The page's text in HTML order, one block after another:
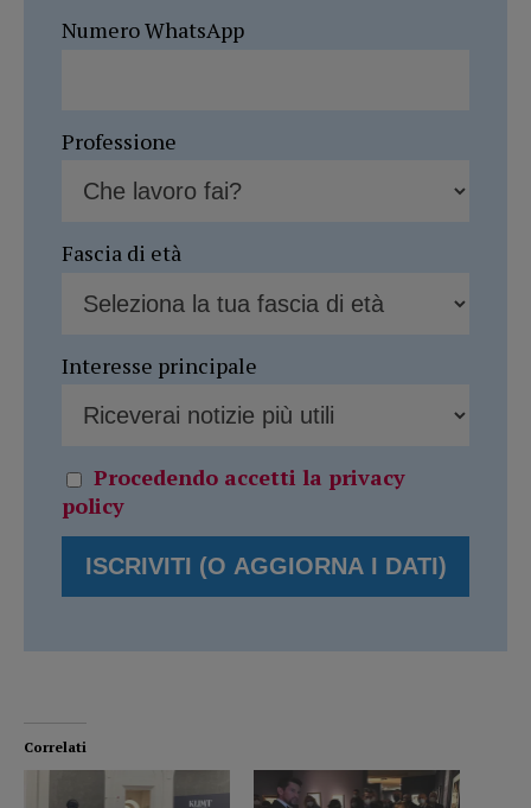
Numero WhatsApp
Professione
Fascia di età
Interesse principale
Procedendo accetti la privacy
policy
Correlati